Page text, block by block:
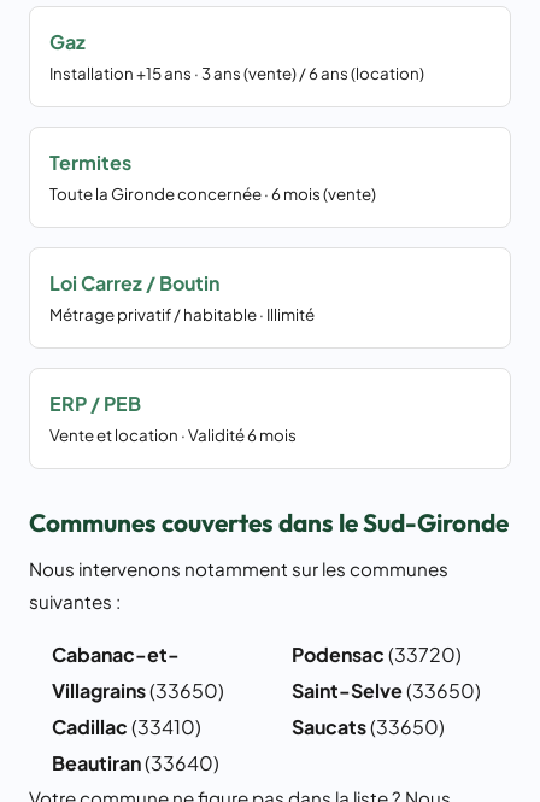
Gaz
Installation +15 ans · 3 ans (vente) / 6 ans (location)
Termites
Toute la Gironde concernée · 6 mois (vente)
Loi Carrez / Boutin
Métrage privatif / habitable · Illimité
ERP / PEB
Vente et location · Validité 6 mois
Communes couvertes dans le Sud-Gironde
Nous intervenons notamment sur les communes
suivantes :
Cabanac-et-
Villagrains(33650)
Cadillac(33410)
Beautiran(33640)
Podensac(33720)
Saint-Selve(33650)
Saucats(33650)